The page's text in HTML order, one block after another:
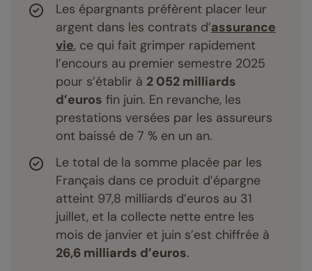
Les épargnants préfèrent placer leur
argent dans les contrats d’assurance
vie, ce qui fait grimper rapidement
l’encours au premier semestre 2025
pour s’établir à 2 052 milliards
d’euros fin juin. En revanche, les
prestations versées par les assureurs
ont baissé de 7 % en un an.
Le total de la somme placée par les
Français dans ce produit d’épargne
atteint 97,8 milliards d’euros au 31
juillet, et la collecte nette entre les
mois de janvier et juin s’est chiffrée à
26,6 milliards d’euros.